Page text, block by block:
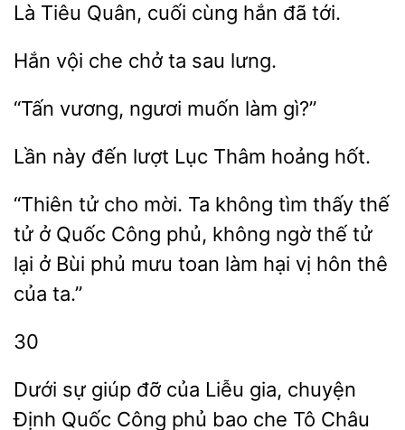
Là cuối hắn đã tới.
vội che chở ta
“Tấn vương, ngươi
Lần lượt Lục hoảng hốt.
“Thiên tử cho
Ta không tìm thấy thế
tử ở Quốc Công phủ, không ngờ
tử
lại ở Bùi phủ mưu toan
hại vị hôn thê
của ta.”
30
Dưới
giúp đỡ của Liễu gia,
Định Quốc Công phủ bao che Tô Châu